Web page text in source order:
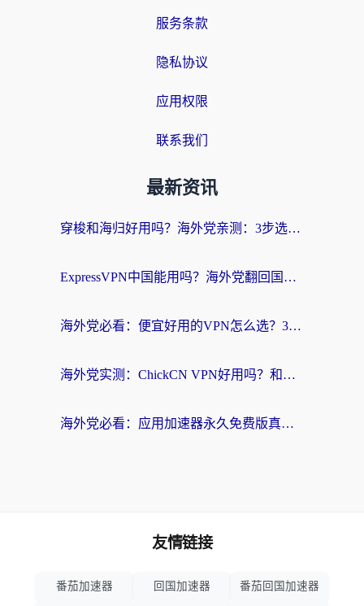
服务条款
隐私协议
应用权限
联系我们
最新资讯
穿梭和海归好用吗？海外党亲测：3步选对回国加速器，无缝刷国内剧玩手游
ExpressVPN中国能用吗？海外党翻回国内的加速器选择指南（附番茄加速器实测）
海外党必看：便宜好用的VPN怎么选？3步解决回国访问难题+Steam改区技巧
海外党实测：ChickCN VPN好用吗？和OurPlay VPN对比哪个回国效果更好？附避坑指南
海外党必看：应用加速器永久免费版真的靠谱吗？教你选对回国加速器无缝刷国内资源
友情链接
番茄加速器 回国加速器 番茄回国加速器